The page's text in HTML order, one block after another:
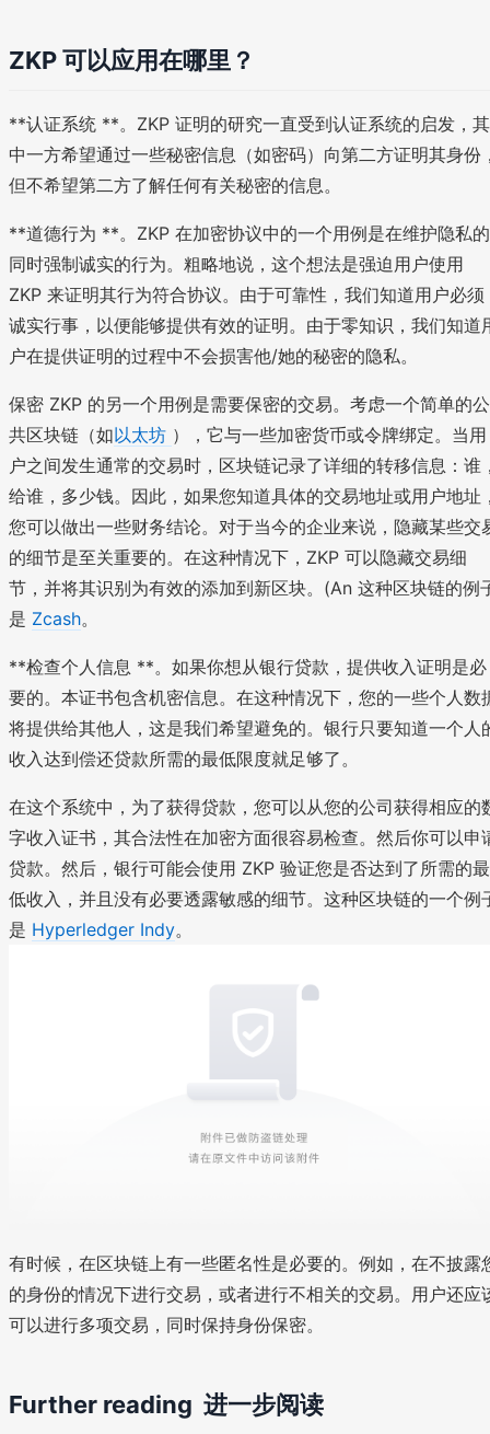
ZKP 可以应用在哪里？
**认证系统 **。ZKP 证明的研究一直受到认证系统的启发，其
中一方希望通过一些秘密信息（如密码）向第二方证明其身份
但不希望第二方了解任何有关秘密的信息。
**道德行为 **。ZKP 在加密协议中的一个用例是在维护隐私的
同时强制诚实的行为。粗略地说，这个想法是强迫用户使用
ZKP 来证明其行为符合协议。由于可靠性，我们知道用户必须
诚实行事，以便能够提供有效的证明。由于零知识，我们知道
户在提供证明的过程中不会损害他/她的秘密的隐私。
保密 ZKP 的另一个用例是需要保密的交易。考虑一个简单的公
共区块链（如以太坊 ），它与一些加密货币或令牌绑定。当用
户之间发生通常的交易时，区块链记录了详细的转移信息：谁
给谁，多少钱。因此，如果您知道具体的交易地址或用户地址
您可以做出一些财务结论。对于当今的企业来说，隐藏某些交
的细节是至关重要的。在这种情况下，ZKP 可以隐藏交易细
节，并将其识别为有效的添加到新区块。(An 这种区块链的例
是 Zcash。
**检查个人信息 **。如果你想从银行贷款，提供收入证明是必
要的。本证书包含机密信息。在这种情况下，您的一些个人数
将提供给其他人，这是我们希望避免的。银行只要知道一个人
收入达到偿还贷款所需的最低限度就足够了。
在这个系统中，为了获得贷款，您可以从您的公司获得相应的
字收入证书，其合法性在加密方面很容易检查。然后你可以申
贷款。然后，银行可能会使用 ZKP 验证您是否达到了所需的最
低收入，并且没有必要透露敏感的细节。这种区块链的一个例
是 Hyperledger Indy。
有时候，在区块链上有一些匿名性是必要的。例如，在不披露
的身份的情况下进行交易，或者进行不相关的交易。用户还应
可以进行多项交易，同时保持身份保密。
Further reading 进一步阅读